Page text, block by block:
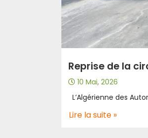
10 Mai, 2026
Lire la suite »